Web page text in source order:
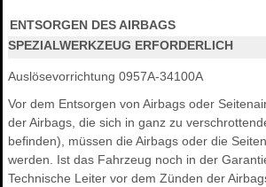
ENTSORGEN DES AIRBAGS
SPEZIALWERKZEUG ERFORDERLICH
Auslösevorrichtung 0957A-34100A
Vor dem Entsorgen von Airbags oder
der Airbags, die sich in ganz zu
befinden), müssen die Airbags oder die
werden. Ist das Fahrzeug noch in der
Technische Leiter vor dem Zünden der